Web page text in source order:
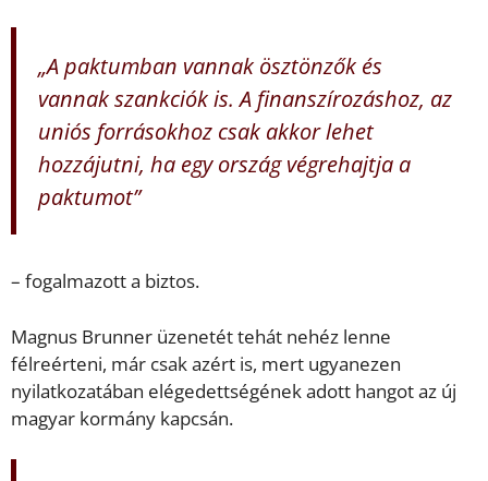
„A paktumban vannak ösztönzők és
vannak szankciók is. A finanszírozáshoz, az
uniós forrásokhoz csak akkor lehet
hozzájutni, ha egy ország végrehajtja a
paktumot”
– fogalmazott a biztos.
Magnus Brunner üzenetét tehát nehéz lenne
félreérteni, már csak azért is, mert ugyanezen
nyilatkozatában elégedettségének adott hangot az új
magyar kormány kapcsán.